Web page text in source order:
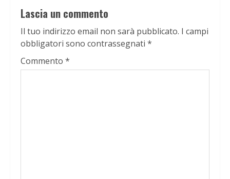
Lascia un commento
Il tuo indirizzo email non sarà pubblicato. I campi
obbligatori sono contrassegnati *
Commento *